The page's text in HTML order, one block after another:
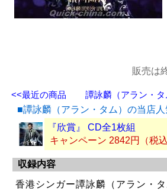
販売は
<<最近の商品
譚詠麟（アラン・
■譚詠麟（アラン・タム）の当店人
『欣賞』 CD全1枚組
キャンペーン 2842円（税込
収録内容
香港シンガー譚詠麟（アラン・